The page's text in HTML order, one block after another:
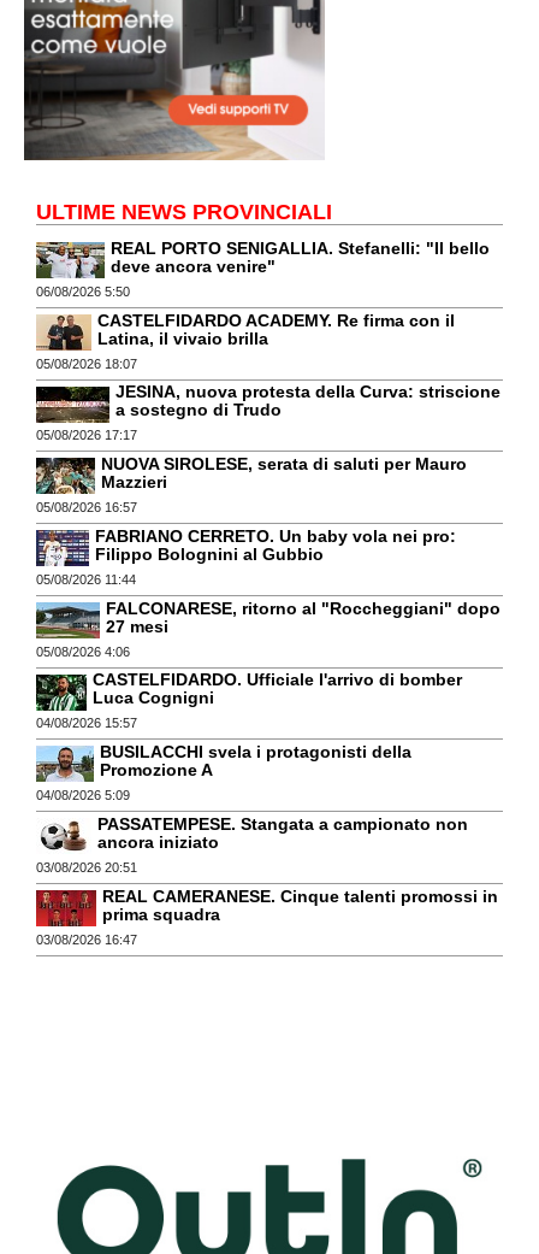
ULTIME NEWS PROVINCIALI
REAL PORTO SENIGALLIA. Stefanelli: "Il bello
deve ancora venire"
06/08/2026 5:50
CASTELFIDARDO ACADEMY. Re firma con il
Latina, il vivaio brilla
05/08/2026 18:07
JESINA, nuova protesta della Curva: striscione
a sostegno di Trudo
05/08/2026 17:17
NUOVA SIROLESE, serata di saluti per Mauro
Mazzieri
05/08/2026 16:57
FABRIANO CERRETO. Un baby vola nei pro:
Filippo Bolognini al Gubbio
05/08/2026 11:44
FALCONARESE, ritorno al "Roccheggiani" dopo
27 mesi
05/08/2026 4:06
CASTELFIDARDO. Ufficiale l'arrivo di bomber
Luca Cognigni
04/08/2026 15:57
BUSILACCHI svela i protagonisti della
Promozione A
04/08/2026 5:09
PASSATEMPESE. Stangata a campionato non
ancora iniziato
03/08/2026 20:51
REAL CAMERANESE. Cinque talenti promossi in
prima squadra
03/08/2026 16:47